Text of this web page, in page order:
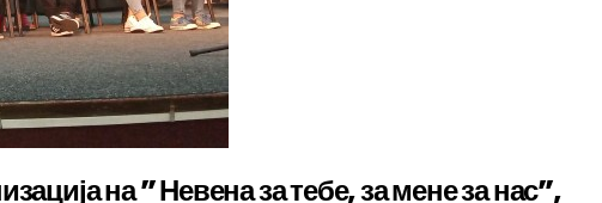
на ” Невена за тебе, за мене за нас”,